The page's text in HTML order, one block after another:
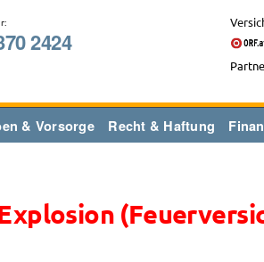
2424
& Vorsorge Recht & Haftung